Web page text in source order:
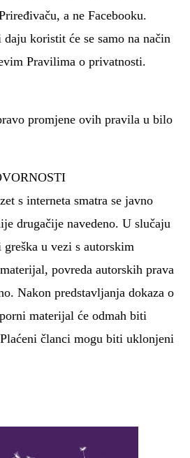
a ne Facebooku.
koristit će se samo na način
Pravilima o privatnosti.
promjene ovih pravila u bilo
s interneta smatra se javno
drugačije navedeno. U slučaju
u vezi s autorskim
povreda autorskih prava
Nakon predstavljanja dokaza o
materijal će odmah biti
članci mogu biti uklonjeni